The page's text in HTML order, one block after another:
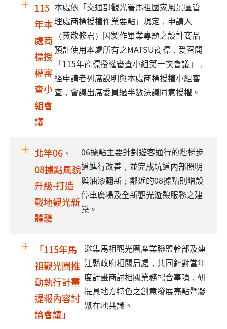
115
年本
處商
標授
權審
查小
組會
議
本處依「交通部觀光署馬祖國家風景區管
理處商標授權作業要點」規定，申請人
（黃敬修君）因製作畢業專題之設計商品
預計使用本處所有之MATSU商標，爰召開
「115年商標授權審查小組第一次會議」，
經申請者列席說明與本處商標授權小組審
查，會議出席委員過半數決議同意授權。
北竿06、
08據點風貌
升級-打造
戰地觀光新
體驗
06據點主要針對遊客通行的階梯步
道進行改善，並完成坑道內部照明
與油漆翻新；鄰近的08據點則增設
停車廣場及全新觀光遊憩服務之建
築。
「115年馬
祖觀光圈推
動執行計畫
提報內容討
論會議」
邀集馬祖觀光圈產業聯盟幹部及連
江縣政府相關局處，共同針對當年
度計畫商討相關業務配合事項，研
提具地方特色之創意發展亮點暨凝
聚在地共識。